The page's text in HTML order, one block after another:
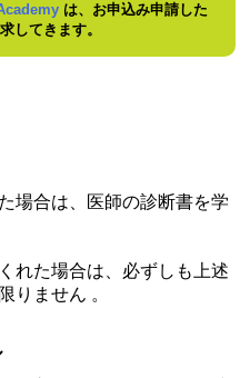
は、お申込み申請した
してきます。
場合は、医師の診断書を学
れた場合は、必ずしも上述
りません 。